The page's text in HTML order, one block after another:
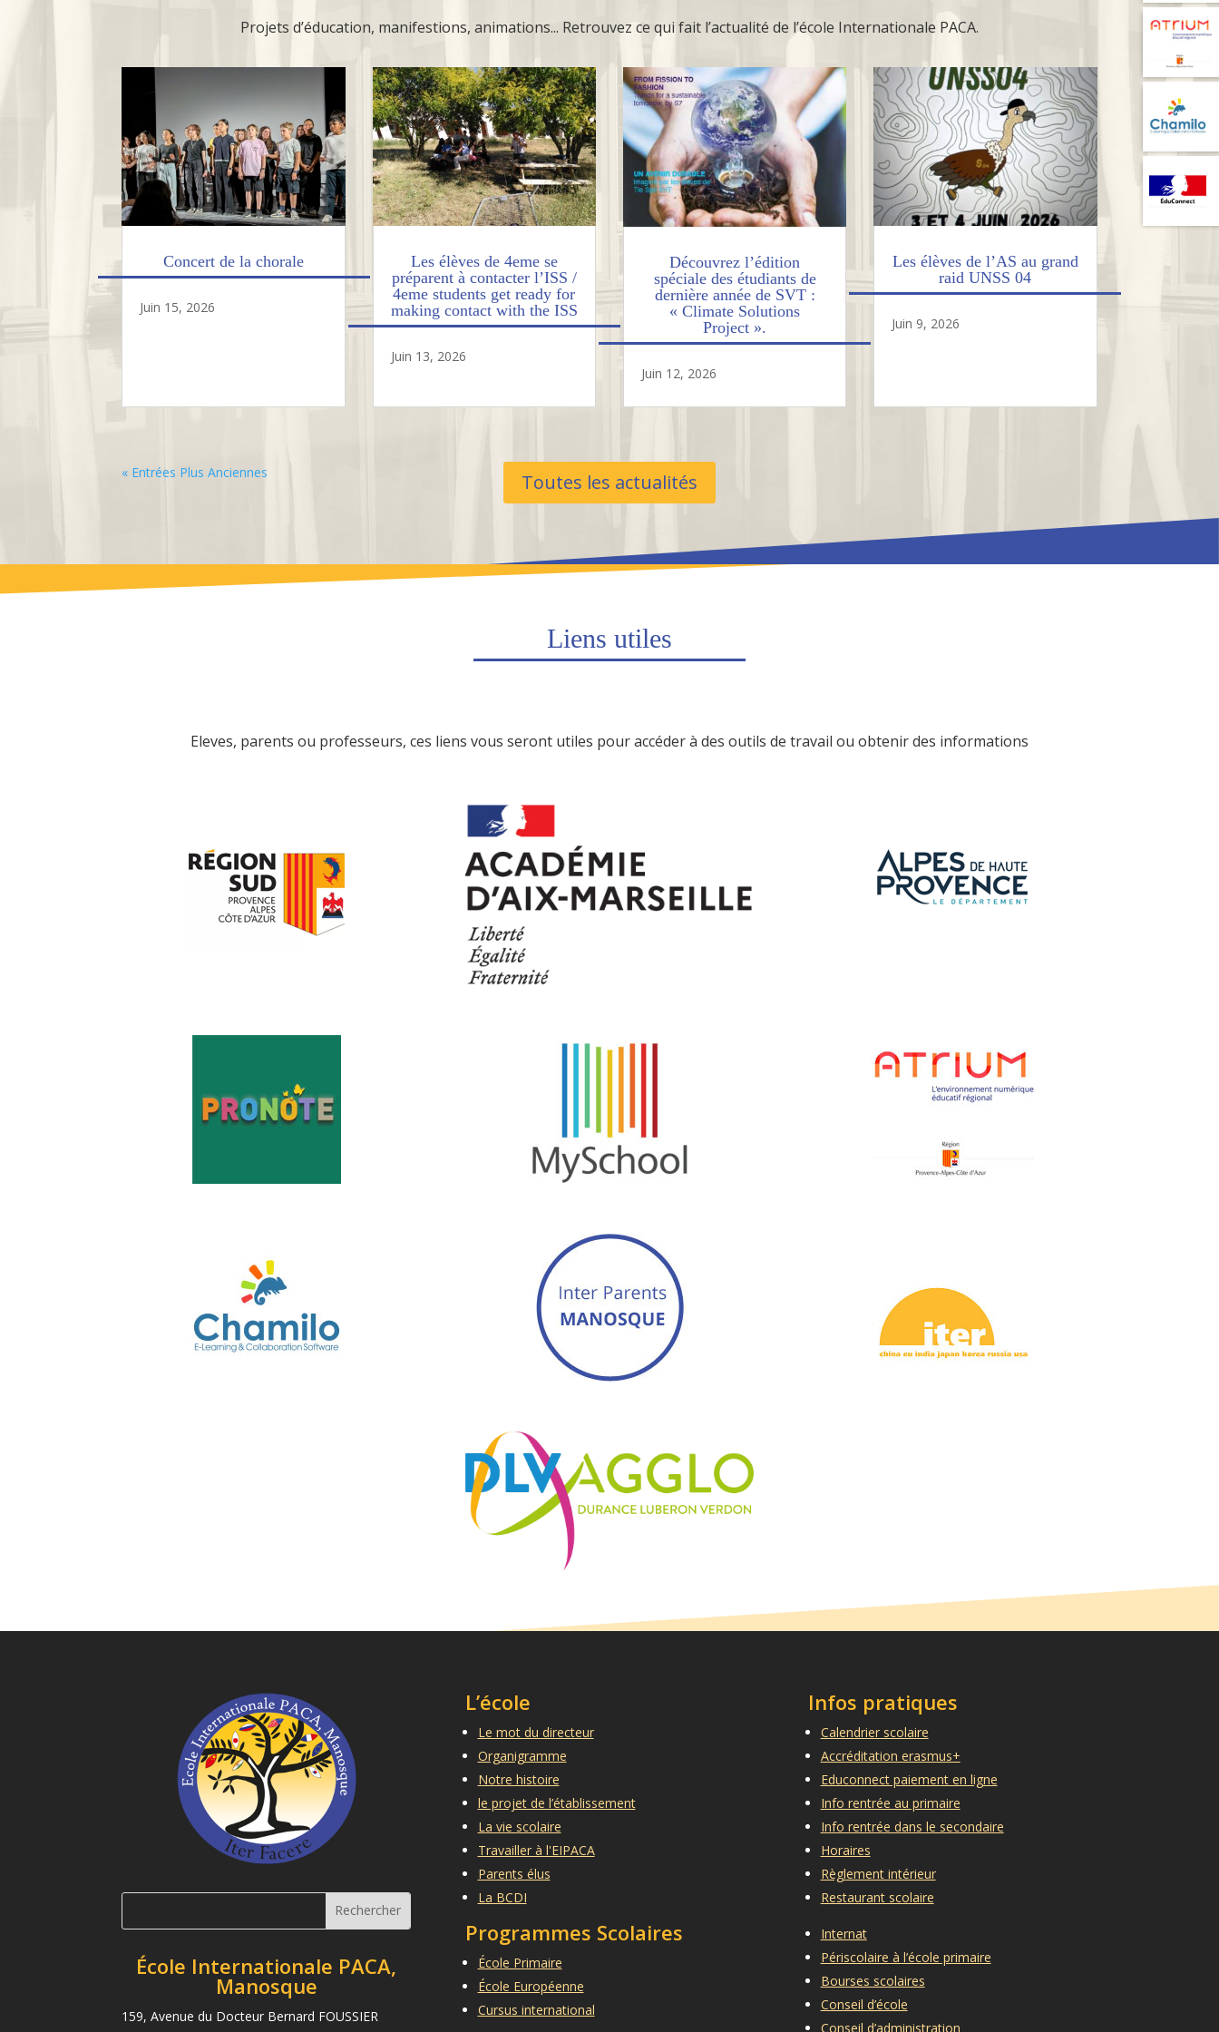
Projets d’éducation, manifestions, animations... Retrouvez ce qui fait l’actualité de l’école Internationale PACA.
Concert de la chorale
Juin 15, 2026
Les élèves de 4eme se
préparent à contacter l’ISS /
4eme students get ready for
making contact with the ISS
Juin 13, 2026
Découvrez l’édition
spéciale des étudiants de
dernière année de SVT :
« Climate Solutions
Project ».
Juin 12, 2026
Les élèves de l’AS au grand
raid UNSS 04
Juin 9, 2026
« Entrées Plus Anciennes Toutes les actualités
Liens utiles
Eleves, parents ou professeurs, ces liens vous seront utiles pour accéder à des outils de travail ou obtenir des informations
École Internationale PACA,
Manosque
159, Avenue du Docteur Bernard FOUSSIER
L’école
Le mot du directeur
Organigramme
Notre histoire
le projet de l’établissement
La vie scolaire
Travailler à l'EIPACA
Parents élus
La BCDI
Programmes Scolaires
École Primaire
École Européenne
Cursus international
Infos pratiques
Calendrier scolaire
Accréditation erasmus+
Educonnect paiement en ligne
Info rentrée au primaire
Info rentrée dans le secondaire
Horaires
Règlement intérieur
Restaurant scolaire
Internat
Périscolaire à l’école primaire
Bourses scolaires
Conseil d’école
Conseil d’administration